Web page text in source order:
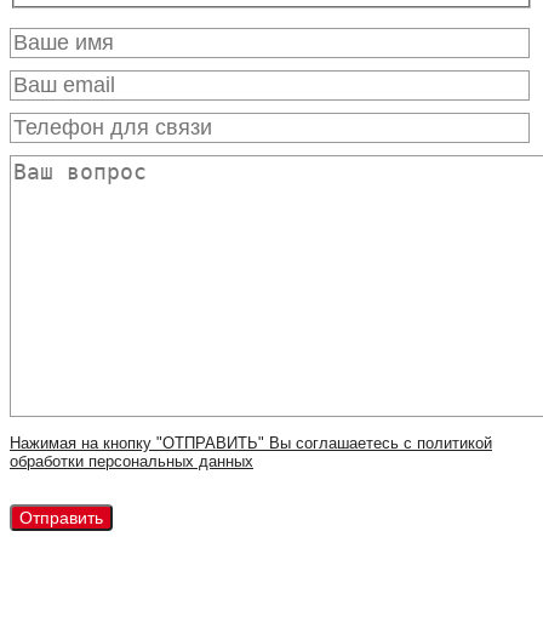
Нажимая на кнопку "ОТПРАВИТЬ" Вы соглашаетесь с политикой
обработки персональных данных